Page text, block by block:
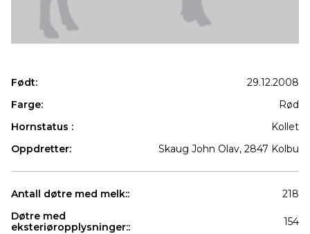
Født:
29.12.2008
Farge:
Rød
Hornstatus :
Kollet
Oppdretter:
Skaug John Olav, 2847 Kolbu
Antall døtre med melk::
218
Døtre med
eksteriøropplysninger::
154